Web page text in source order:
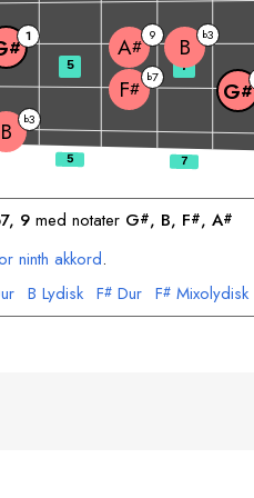
B b3
F#
b7
G#
# 1 A# 9 B b3
5 7
9med notater G#, B, F#, A#
ninth akkord.
B Lydisk F# Dur F# Mixolydisk